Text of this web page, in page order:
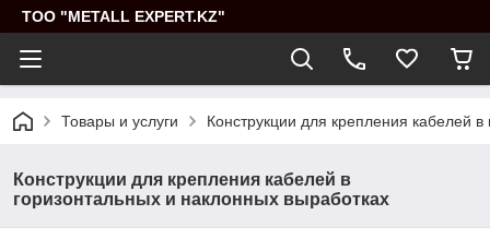
ТОО "METALL EXPERT.KZ"
Товары и услуги Конструкции для крепления кабелей
Конструкции для крепления кабелей в
горизонтальных и наклонных выработках